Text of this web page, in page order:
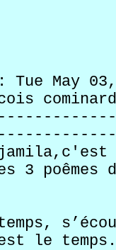
Tue May
3 poêmes
le